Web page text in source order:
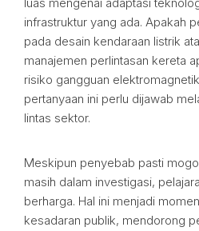
infrastruktur yang ada. Apakah
pada desain kendaraan listrik
manajemen perlintasan kereta
risiko gangguan
pertanyaan ini perlu dijawab
lintas sektor.
Meskipun penyebab pasti
masih dalam investigasi,
berharga. Hal ini menjadi
kesadaran publik, mendorong